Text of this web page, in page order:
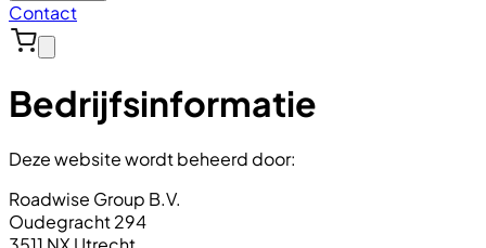
Contact
Bedrijfsinformatie
Deze website wordt beheerd door:
Roadwise Group B.V.
Oudegracht 294